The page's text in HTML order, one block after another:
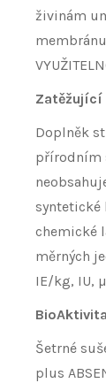
živinám
Zatěžující
Doplněk
přírodním
syntetické
chemické
měrných
IE/kg, IU,
Šetrné
plus